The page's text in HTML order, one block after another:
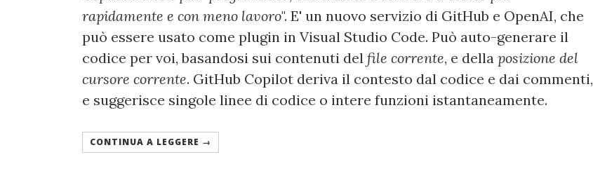
rapidamente e con meno lavoro". E' un nuovo servizio di GitHub e OpenAI, che
può essere usato come plugin in Visual Studio Code. Può auto-generare il
codice per voi, basandosi sui contenuti del file corrente, e della posizione del
cursore corrente. GitHub Copilot deriva il contesto dal codice e dai commenti,
e suggerisce singole linee di codice o intere funzioni istantaneamente.
CONTINUA A LEGGERE →